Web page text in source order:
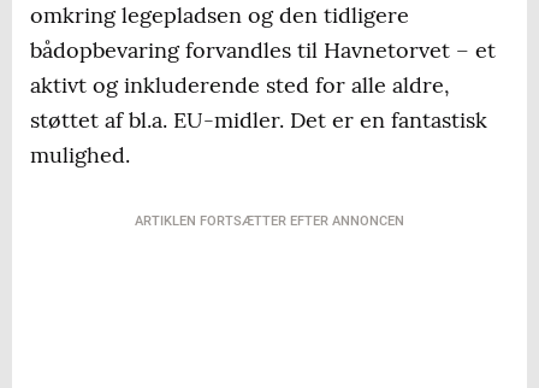
omkring legepladsen og den tidligere
bådopbevaring forvandles til Havnetorvet – et
aktivt og inkluderende sted for alle aldre,
støttet af bl.a. EU-midler. Det er en fantastisk
mulighed.
ARTIKLEN FORTSÆTTER EFTER ANNONCEN